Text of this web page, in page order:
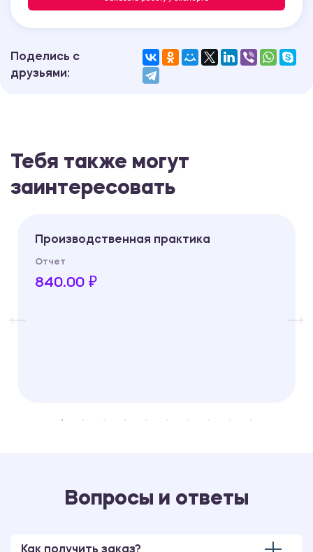
Поделись с
друзьями:
Тебя также могут
заинтересовать
Производственная практика
Отчет
840.00 ₽
Вопросы и ответы